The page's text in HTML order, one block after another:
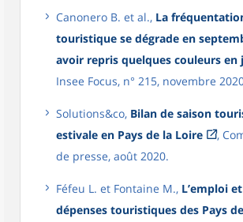
Canonero B. et al., La
touristique se dégrade en
avoir repris quelques couleurs
Insee Focus, n° 215, novembre
Solutions&co, Bilan de saison
estivale en Pays de la Loire
,
de presse, août 2020.
Féfeu L. et Fontaine M., L’emploi
dépenses touristiques des Pays